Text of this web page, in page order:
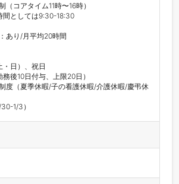
（コアタイム11時〜16時）
としては9:30-18:30
あり/月平均20時間
日）、祝日
後10日付与、上限20日）
度（夏季休暇/子の看護休暇/介護休暇/慶弔休